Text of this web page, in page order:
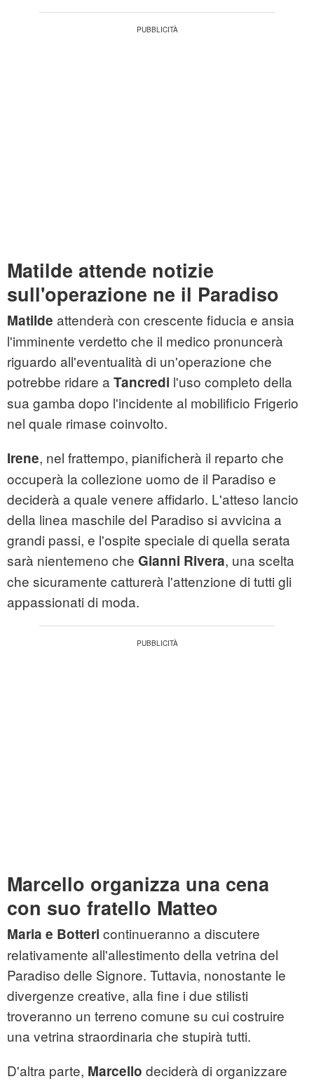
Matilde attende notizie
sull'operazione ne il Paradiso
Matilde attenderà con crescente fiducia e ansia
l'imminente verdetto che il medico pronuncerà
riguardo all'eventualità di un'operazione che
potrebbe ridare a Tancredi l'uso completo della
sua gamba dopo l'incidente al mobilificio Frigerio
nel quale rimase coinvolto.
Irene, nel frattempo, pianificherà il reparto che
occuperà la collezione uomo de il Paradiso e
deciderà a quale venere affidarlo. L'atteso lancio
della linea maschile del Paradiso si avvicina a
grandi passi, e l'ospite speciale di quella serata
sarà nientemeno che Gianni Rivera, una scelta
che sicuramente catturerà l'attenzione di tutti gli
appassionati di moda.
Marcello organizza una cena
con suo fratello Matteo
Maria e Botteri continueranno a discutere
relativamente all'allestimento della vetrina del
Paradiso delle Signore. Tuttavia, nonostante le
divergenze creative, alla fine i due stilisti
troveranno un terreno comune su cui costruire
una vetrina straordinaria che stupirà tutti.
D'altra parte, Marcello deciderà di organizzare